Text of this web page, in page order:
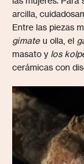
arcilla,
Entre las piezas
gimateu olla, el
masato y los
cerámicas con